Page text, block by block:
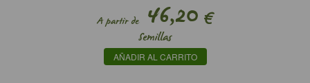
A partir de46,20 €
Semillas
AÑADIR AL CARRITO